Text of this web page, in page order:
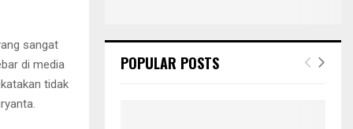
sangat
di media
tidak
POPULAR POSTS